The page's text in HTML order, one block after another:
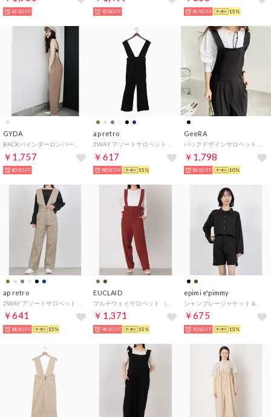
63%OFF 90%OFF 85%OFF 15%
GYDA
￥1,757
80%OFF
ap retro
￥617
88%OFF 15%
GeeRA
￥1,798
84%OFF 10%
ap retro
￥641
88%OFF 15%
EUCLAID
￥1,371
94%OFF 15%
epimi e'pimmy
￥675
90%OFF 15%